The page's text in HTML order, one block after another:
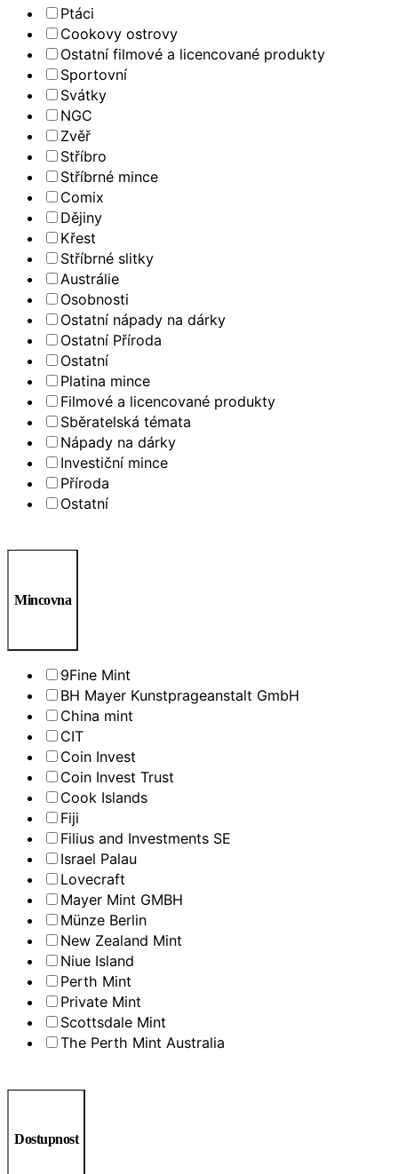
Ptáci
Cookovy ostrovy
Ostatní filmové a licencované produkty
Sportovní
Svátky
NGC
Zvěř
Stříbro
Stříbrné mince
Comix
Dějiny
Křest
Stříbrné slitky
Austrálie
Osobnosti
Ostatní nápady na dárky
Ostatní Příroda
Ostatní
Platina mince
Filmové a licencované produkty
Sběratelská témata
Nápady na dárky
Investiční mince
Příroda
Ostatní
Mincovna
9Fine Mint
BH Mayer Kunstprageanstalt GmbH
China mint
CIT
Coin Invest
Coin Invest Trust
Cook Islands
Fiji
Filius and Investments SE
Israel Palau
Lovecraft
Mayer Mint GMBH
Münze Berlin
New Zealand Mint
Niue Island
Perth Mint
Private Mint
Scottsdale Mint
The Perth Mint Australia
Dostupnost